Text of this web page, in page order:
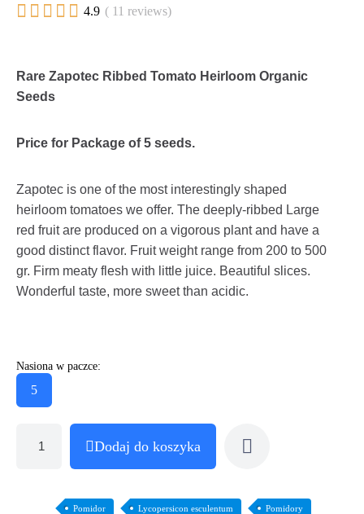
     4.9 ( 11 reviews)
Rare Zapotec Ribbed Tomato Heirloom Organic
Seeds
Price for Package of 5 seeds.
Zapotec is one of the most interestingly shaped
heirloom tomatoes we offer. The deeply-ribbed Large
red fruit are produced on a vigorous plant and have a
good distinct flavor. Fruit weight range from 200 to 500
gr. Firm meaty flesh with little juice. Beautiful slices.
Wonderful taste, more sweet than acidic.
Nasiona w paczce:
5
Dodaj do koszyka
Pomidor Lycopersicon esculentum Pomidory